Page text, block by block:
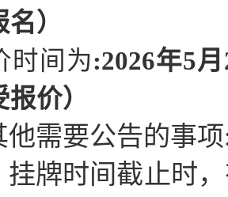
）
时间为:2026年5
价）
他需要公告的事项
挂牌时间截止时